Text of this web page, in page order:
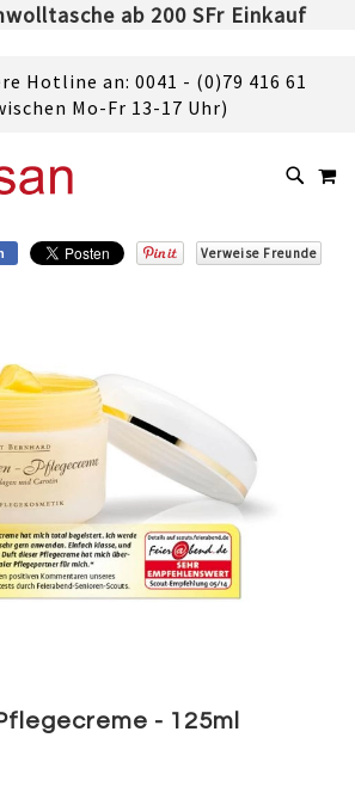
ab 200 SFr Einkauf
Hotline an: 0041 - (0)79 416 61
Mo-Fr 13-17 Uhr)
SUCHE
Verweise Freunde
- 125ml